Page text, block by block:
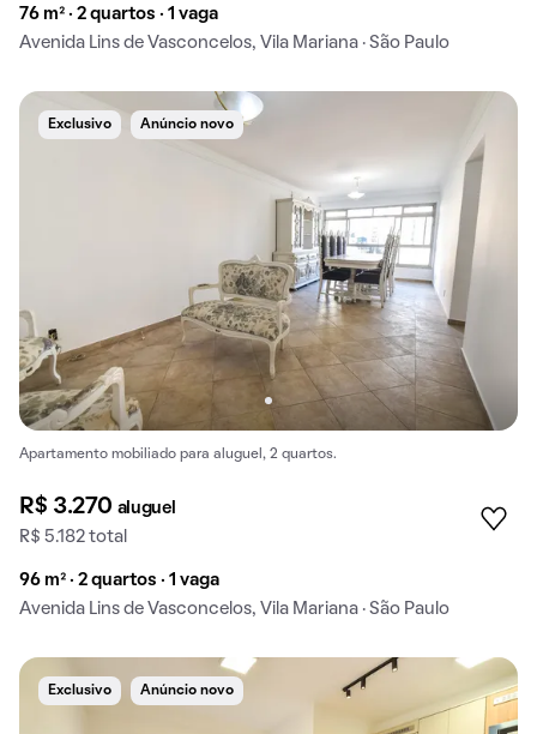
76 m² · 2 quartos · 1 vaga
Avenida Lins de Vasconcelos, Vila Mariana · São Paulo
Exclusivo Anúncio novo
Apartamento mobiliado para aluguel, 2 quartos.
R$ 3.270 aluguel
R$ 5.182 total
96 m² · 2 quartos · 1 vaga
Avenida Lins de Vasconcelos, Vila Mariana · São Paulo
Exclusivo Anúncio novo